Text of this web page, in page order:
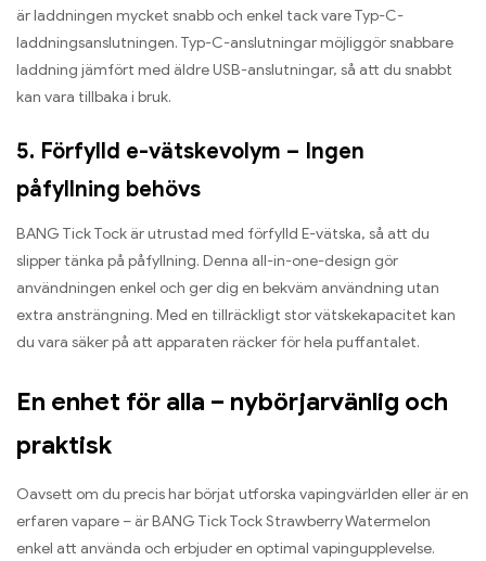
är laddningen mycket snabb och enkel tack vare Typ-C-
laddningsanslutningen. Typ-C-anslutningar möjliggör snabbare
laddning jämfört med äldre USB-anslutningar, så att du snabbt
kan vara tillbaka i bruk.
5. Förfylld e-vätskevolym – Ingen
påfyllning behövs
BANG Tick Tock är utrustad med förfylld E-vätska, så att du
slipper tänka på påfyllning. Denna all-in-one-design gör
användningen enkel och ger dig en bekväm användning utan
extra ansträngning. Med en tillräckligt stor vätskekapacitet kan
du vara säker på att apparaten räcker för hela puffantalet.
En enhet för alla – nybörjarvänlig och
praktisk
Oavsett om du precis har börjat utforska vapingvärlden eller är en
erfaren vapare – är BANG Tick Tock Strawberry Watermelon
enkel att använda och erbjuder en optimal vapingupplevelse.